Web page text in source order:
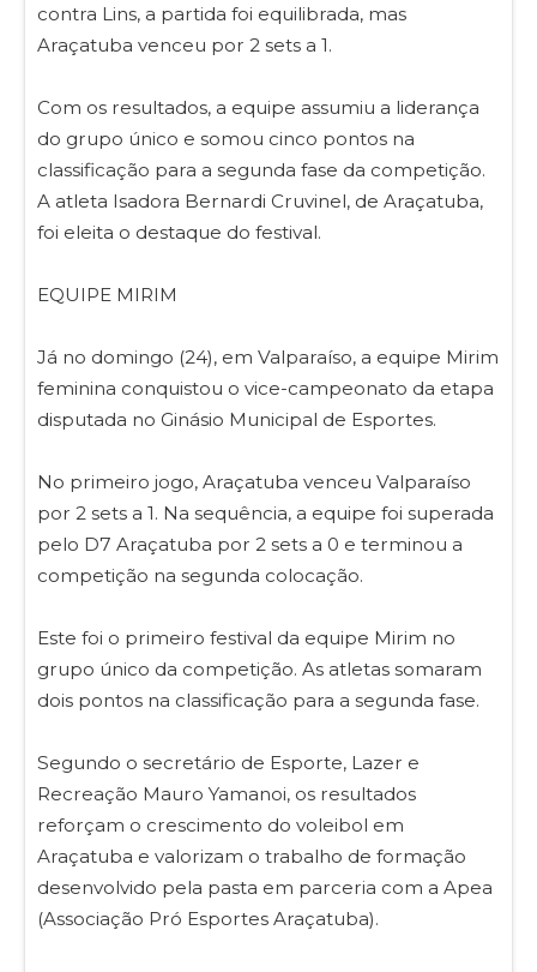
contra Lins, a partida foi equilibrada, mas
Araçatuba venceu por 2 sets a 1.
Com os resultados, a equipe assumiu a liderança
do grupo único e somou cinco pontos na
classificação para a segunda fase da competição.
A atleta Isadora Bernardi Cruvinel, de Araçatuba,
foi eleita o destaque do festival.
EQUIPE MIRIM
Já no domingo (24), em Valparaíso, a equipe Mirim
feminina conquistou o vice-campeonato da etapa
disputada no Ginásio Municipal de Esportes.
No primeiro jogo, Araçatuba venceu Valparaíso
por 2 sets a 1. Na sequência, a equipe foi superada
pelo D7 Araçatuba por 2 sets a 0 e terminou a
competição na segunda colocação.
Este foi o primeiro festival da equipe Mirim no
grupo único da competição. As atletas somaram
dois pontos na classificação para a segunda fase.
Segundo o secretário de Esporte, Lazer e
Recreação Mauro Yamanoi, os resultados
reforçam o crescimento do voleibol em
Araçatuba e valorizam o trabalho de formação
desenvolvido pela pasta em parceria com a Apea
(Associação Pró Esportes Araçatuba).